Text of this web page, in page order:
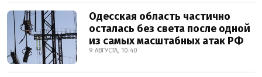
Одесская область частично
осталась без света после одной
из самых масштабных атак РФ
9 АВГУСТА, 10:40